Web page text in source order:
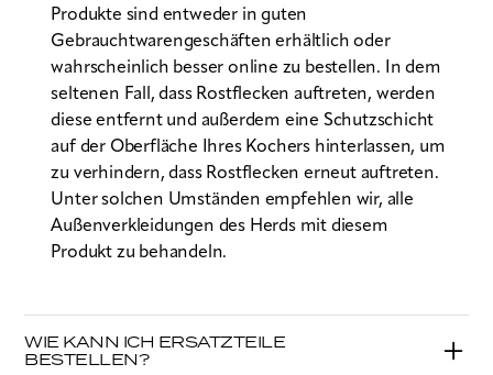
Produkte sind entweder in guten
Gebrauchtwarengeschäften erhältlich oder
wahrscheinlich besser online zu bestellen. In dem
seltenen Fall, dass Rostflecken auftreten, werden
diese entfernt und außerdem eine Schutzschicht
auf der Oberfläche Ihres Kochers hinterlassen, um
zu verhindern, dass Rostflecken erneut auftreten.
Unter solchen Umständen empfehlen wir, alle
Außenverkleidungen des Herds mit diesem
Produkt zu behandeln.
WIE KANN ICH ERSATZTEILE
BESTELLEN?